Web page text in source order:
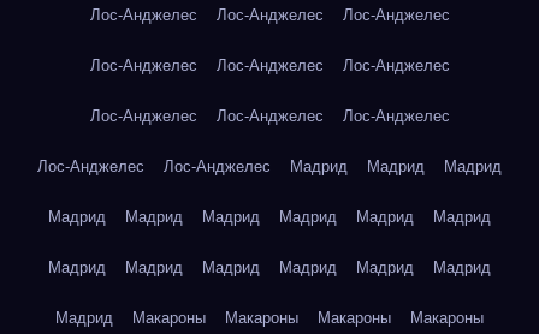
Лос-Анджелес Лос-Анджелес Лос-Анджелес
Лос-Анджелес Лос-Анджелес Лос-Анджелес
Лос-Анджелес Лос-Анджелес Лос-Анджелес
Лос-Анджелес Лос-Анджелес Мадрид Мадрид Мадрид
Мадрид Мадрид Мадрид Мадрид Мадрид Мадрид
Мадрид Мадрид Мадрид Мадрид Мадрид Мадрид
Мадрид Макароны Макароны Макароны Макароны